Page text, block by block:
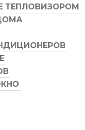
ТЕПЛОВИЗОРОМ